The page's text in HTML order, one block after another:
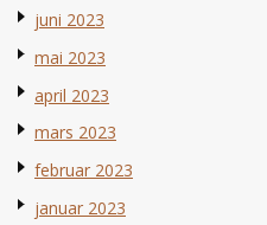
juni 2023
mai 2023
april 2023
mars 2023
februar 2023
januar 2023